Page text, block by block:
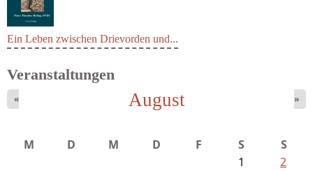
Ein Leben zwischen Drievorden und...
Veranstaltungen
August
« »
M D M D F S
S
1
2